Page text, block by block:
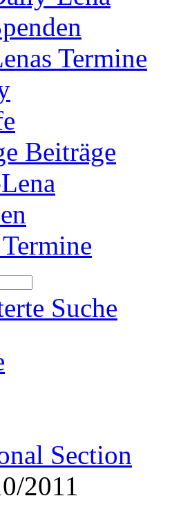
Termine
Beiträge
Suche
Section
2011